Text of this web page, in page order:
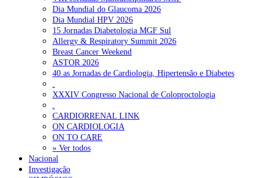
Estudantes de Medicina representados na 79.ª World Health
Assembly 6 de Agosto, 2026
SCORA X-Change Portugal promove formação internacional
em saúde sexual e reprodutiva 6 de Agosto, 2026
ANEM reúne com coordenador do Pacto Estratégico para a
Saúde
Sindicato diz que nova carreira de médicos dentistas reforça
estabilidade no SNS
NOTÍCIAS MAIS LIDAS
Dia Mundial do Glaucoma 2026
Dia Mundial HPV 2026
15 Jornadas Diabetologia MGF Sul
Allergy & Respiratory Summit 2026
Breast Cancer Weekend
ASTOR 2026
40.as Jornadas de Cardiologia, Hipertensão e Diabetes
.
XXXIV Congresso Nacional de Coloproctologia
.
CARDIORRENAL LINK
ON CARDIOLOGIA
ON TO CARE
» Ver todos
Nacional
Investigação